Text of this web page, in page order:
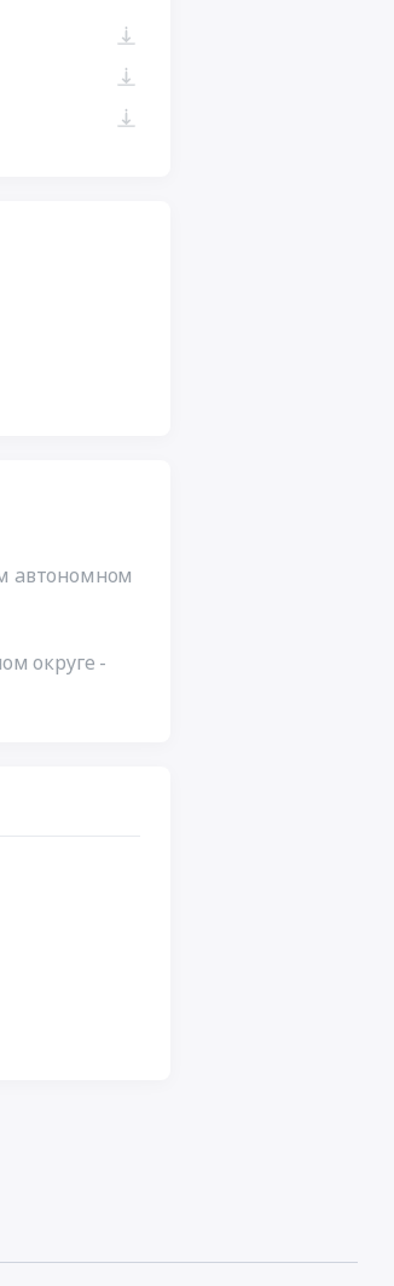
автономном
округе -